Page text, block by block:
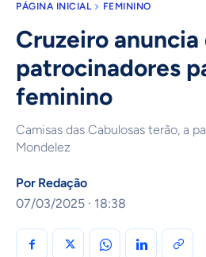
PÁGINA INICIAL FEMININO
Cruzeiro
patrocinadores
feminino
Camisas das Cabulosas terão, a
Mondelez
Por Redação
07/03/2025 · 18:38